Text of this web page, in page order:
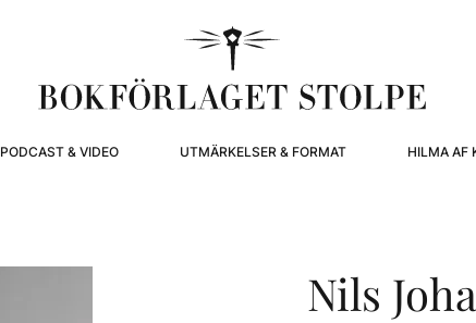
PODCAST & VIDEO UTMÄRKELSER & FORMAT HILMA AF
Nils